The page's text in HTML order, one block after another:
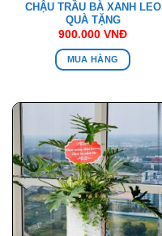
CHẬU TRẦU BÀ XANH LEO
QUÀ TẶNG
900.000 VNĐ
MUA HÀNG